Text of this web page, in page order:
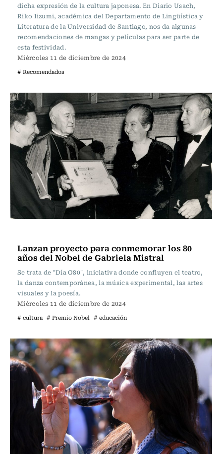
dicha expresión de la cultura japonesa. En Diario Usach,
Riko Iizumi, académica del Departamento de Lingüística y
Literatura de la Universidad de Santiago, nos da algunas
recomendaciones de mangas y películas para ser parte de
esta festividad.
Miércoles 11 de diciembre de 2024
# Recomendados
Lanzan proyecto para conmemorar los 80
años del Nobel de Gabriela Mistral
Se trata de "Día G80", iniciativa donde confluyen el teatro,
la danza contemporánea, la música experimental, las artes
visuales y la poesía.
Miércoles 11 de diciembre de 2024
# cultura # Premio Nobel # educación